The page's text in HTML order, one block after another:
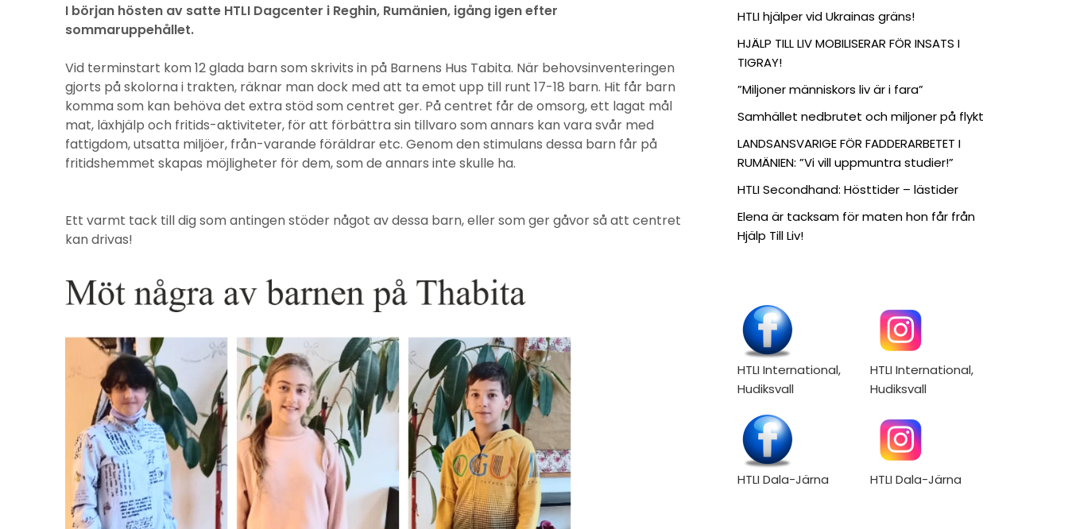
I början hösten av satte HTLI Dagcenter i Reghin, Rumänien, igång igen efter
sommaruppehållet.
Vid terminstart kom 12 glada barn som skrivits in på Barnens Hus Tabita. När behovsinventeringen
gjorts på skolorna i trakten, räknar man dock med att ta emot upp till runt 17-18 barn. Hit får barn
komma som kan behöva det extra stöd som centret ger. På centret får de omsorg, ett lagat mål
mat, läxhjälp och fritids-aktiviteter, för att förbättra sin tillvaro som annars kan vara svår med
fattigdom, utsatta miljöer, från-varande föräldrar etc. Genom den stimulans dessa barn får på
fritidshemmet skapas möjligheter för dem, som de annars inte skulle ha.
Ett varmt tack till dig som antingen stöder något av dessa barn, eller som ger gåvor så att centret
kan drivas!
HTLI hjälper vid Ukrainas gräns!
HJÄLP TILL LIV MOBILISERAR FÖR INSATS I
TIGRAY!
”Miljoner människors liv är i fara”
Samhället nedbrutet och miljoner på flykt
LANDSANSVARIGE FÖR FADDERARBETET I
RUMÄNIEN: ”Vi vill uppmuntra studier!”
HTLI Secondhand: Hösttider – lästider
Elena är tacksam för maten hon får från
Hjälp Till Liv!
HTLI International,
Hudiksvall
HTLI Dala-Järna
HTLI International,
Hudiksvall
HTLI Dala-Järna